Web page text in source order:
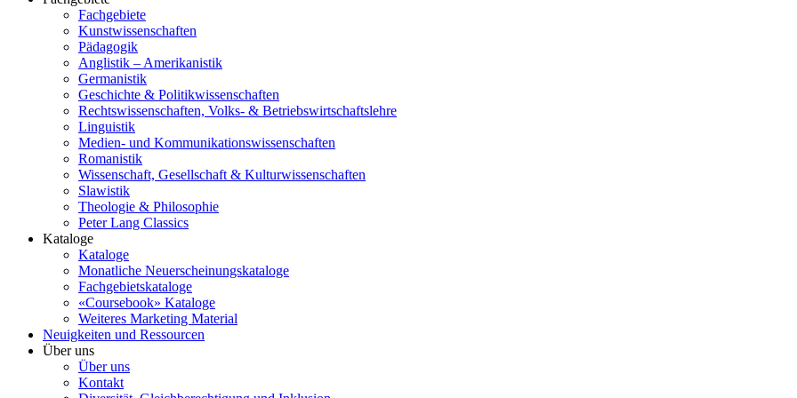
Fachgebiete
Kunstwissenschaften
Pädagogik
Anglistik – Amerikanistik
Germanistik
Geschichte & Politikwissenschaften
Rechtswissenschaften, Volks- & Betriebswirtschaftslehre
Linguistik
Medien- und Kommunikationswissenschaften
Romanistik
Wissenschaft, Gesellschaft & Kulturwissenschaften
Slawistik
Theologie & Philosophie
Peter Lang Classics
Kataloge
Kataloge
Monatliche Neuerscheinungskataloge
Fachgebietskataloge
«Coursebook» Kataloge
Weiteres Marketing Material
Neuigkeiten und Ressourcen
Über uns
Über uns
Kontakt